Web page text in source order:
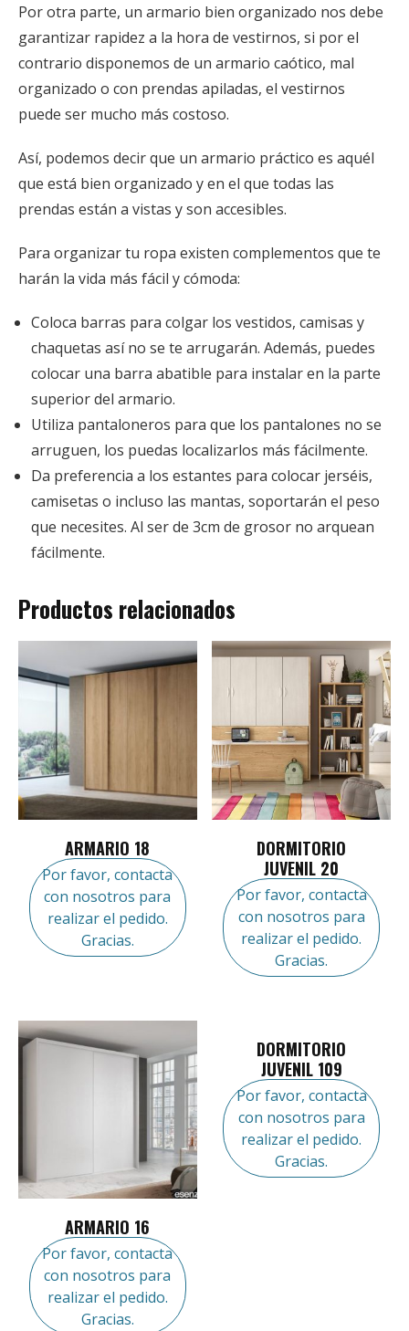
Por otra parte, un armario bien organizado nos debe
garantizar rapidez a la hora de vestirnos, si por el
contrario disponemos de un armario caótico, mal
organizado o con prendas apiladas, el vestirnos
puede ser mucho más costoso.
Así, podemos decir que un armario práctico es aquél
que está bien organizado y en el que todas las
prendas están a vistas y son accesibles.
Para organizar tu ropa existen complementos que te
harán la vida más fácil y cómoda:
Coloca barras para colgar los vestidos, camisas y
chaquetas así no se te arrugarán. Además, puedes
colocar una barra abatible para instalar en la parte
superior del armario.
Utiliza pantaloneros para que los pantalones no se
arruguen, los puedas localizarlos más fácilmente.
Da preferencia a los estantes para colocar jerséis,
camisetas o incluso las mantas, soportarán el peso
que necesites. Al ser de 3cm de grosor no arquean
fácilmente.
Productos relacionados
ARMARIO 18
Por favor, contacta
con nosotros para
realizar el pedido.
Gracias.
DORMITORIO
JUVENIL 20
Por favor, contacta
con nosotros para
realizar el pedido.
Gracias.
ARMARIO 16
Por favor, contacta
con nosotros para
realizar el pedido.
Gracias.
DORMITORIO
JUVENIL 109
Por favor, contacta
con nosotros para
realizar el pedido.
Gracias.